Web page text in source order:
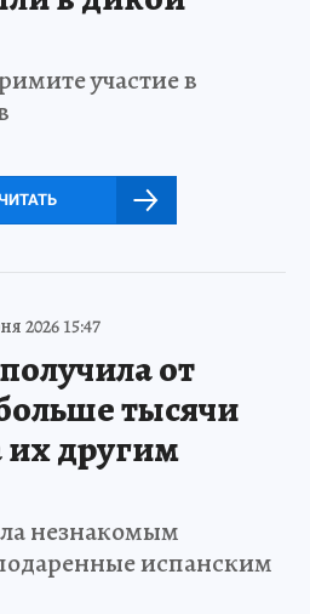
участие в
2026 15:47
от
тысячи
их другим
незнакомым
испанским